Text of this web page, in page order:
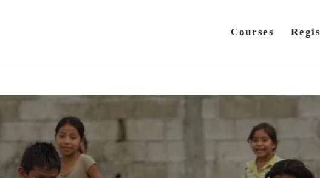
Courses